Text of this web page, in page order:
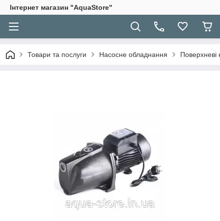
Інтернет магазин "AquaStore"
Товари та послуги Насосне обладнання Поверхневі